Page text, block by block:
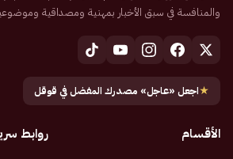
والمنافسة في سبق الأخبار بمهنية ومصداقية
★اجعل «عاجل» مصدرك المفضل في قوقل
الأقسام روابط